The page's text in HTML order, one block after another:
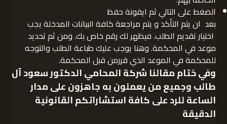
الضغط على التالي ثم ايقونة حفظ
بعد ان يتم التأكد و يتم مراجعة كافة البيانات المدخلة يجب
اختيار تقديم الطلب. فيظهر لك رقم خاص بك. ومن ثم تحديد
موعد في المحكمة. وهنا يوجب عليك طباعة الطلب والتوجه
للمحكمة في الموعد الذي قررمن قبل المحكمة.
وفي ختام مقالنا شركة المحامي الدكتور سعود آل
طالبوجميع من يعملون به جاهزون على مدار
الساعة للرد على كافة استشاراتكم القانونية
الدقيقة